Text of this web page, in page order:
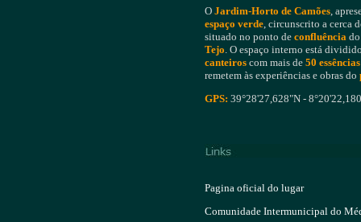
O Jardim-Horto de Camões,
espaço verde, circunscrito a cerca
situado no ponto de confluência
Tejo . O espaço interno está
canteiroscom mais de 50
remetem às experiências e obras do
GPS: 39°28'27,628"N -
Pagina oficial do lugar
Comunidade Intermunicipal do